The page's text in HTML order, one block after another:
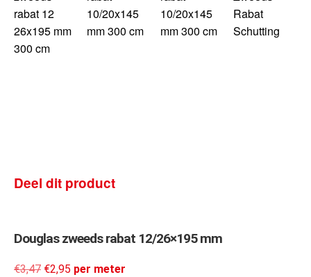
Deel dit product
Douglas zweeds rabat 12/26×195 mm
€3,47 €2,95 per meter